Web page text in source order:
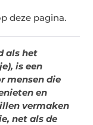
deze pagina.
als het
is een
mensen die
en
vermaken
net als de